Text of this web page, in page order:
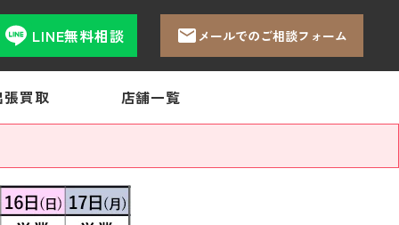
LINE無料相談 メールでのご相談フォーム
張買取 店舗一覧